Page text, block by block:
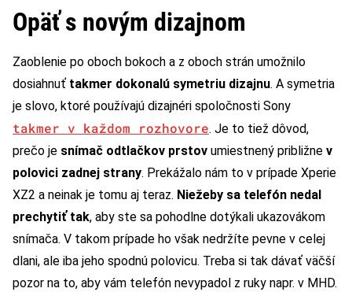
Opäť s novým dizajnom
Zaoblenie po oboch bokoch a z oboch strán umožnilo
dosiahnuť takmer dokonalú symetriu dizajnu. A symetria
je slovo, ktoré používajú dizajnéri spoločnosti Sony
takmer v každom rozhovore. Je to tiež dôvod,
prečo je snímač odtlačkov prstov umiestnený približne v
polovici zadnej strany. Prekážalo nám to v prípade Xperie
XZ2 a neinak je tomu aj teraz. Niežeby sa telefón nedal
prechytiť tak, aby ste sa pohodlne dotýkali ukazovákom
snímača. V takom prípade ho však nedržíte pevne v celej
dlani, ale iba jeho spodnú polovicu. Treba si tak dávať väčší
pozor na to, aby vám telefón nevypadol z ruky napr. v MHD.